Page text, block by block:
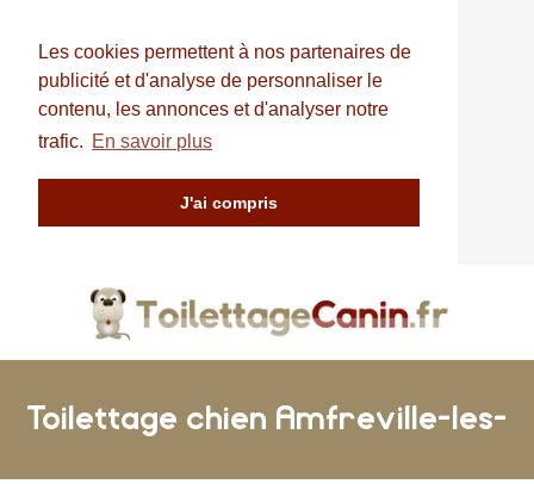
Les cookies permettent à nos partenaires de
publicité et d'analyse de personnaliser le
contenu, les annonces et d'analyser notre
trafic. En savoir plus
J'ai compris
Toilettage chien Amfreville-les-